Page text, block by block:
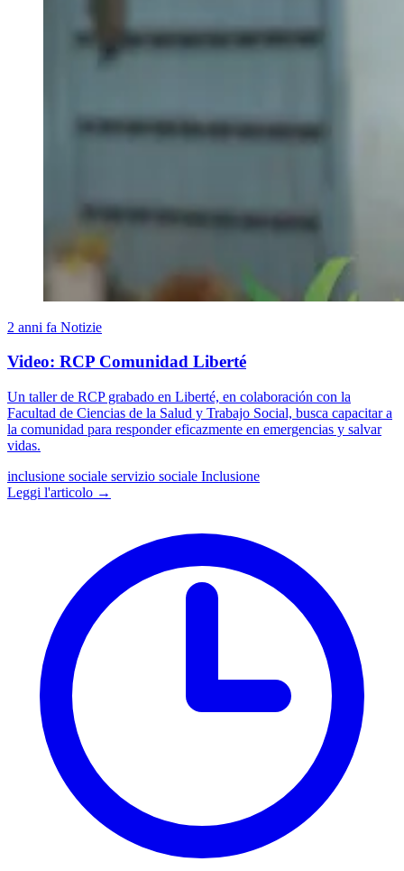
2 anni fa Notizie
Video: RCP Comunidad Liberté
Un taller de RCP grabado en Liberté, en colaboración con la
Facultad de Ciencias de la Salud y Trabajo Social, busca capacitar a
la comunidad para responder eficazmente en emergencias y salvar
vidas.
inclusione sociale servizio sociale Inclusione
Leggi l'articolo →